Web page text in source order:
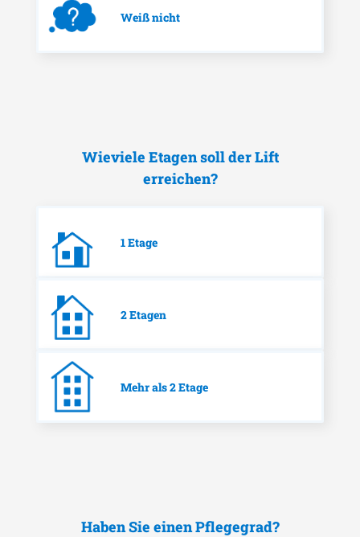
Weiß nicht
Wieviele Etagen soll der Lift
erreichen?
1 Etage
2 Etagen
Mehr als 2 Etage
Haben Sie einen Pflegegrad?